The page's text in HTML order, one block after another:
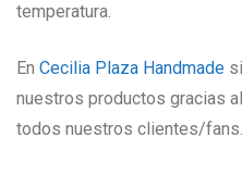
temperatura.
En Cecilia Plaza Handmade
nuestros productos gracias
todos nuestros clientes/fans.